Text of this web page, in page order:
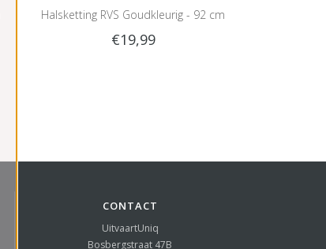
Halsketting RVS Goudkleurig - 92 cm
€19,99
CONTACT
UitvaartUniq
Bosbergstraat 47B